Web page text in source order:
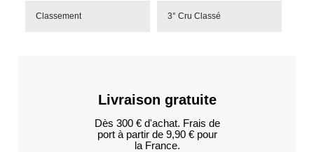
Classement 3° Cru Classé
Livraison gratuite
Dès 300 € d'achat. Frais de
port à partir de 9,90 € pour
la France.